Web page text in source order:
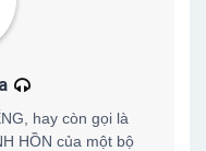
hay còn gọi là
HỒN của một bộ